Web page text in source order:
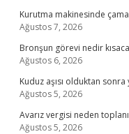
Kurutma makinesinde
Ağustos 7, 2026
Bronşun görevi nedir
Ağustos 6, 2026
Kuduz aşısı olduktan sonra
Ağustos 5, 2026
Avarız vergisi neden
Ağustos 5, 2026